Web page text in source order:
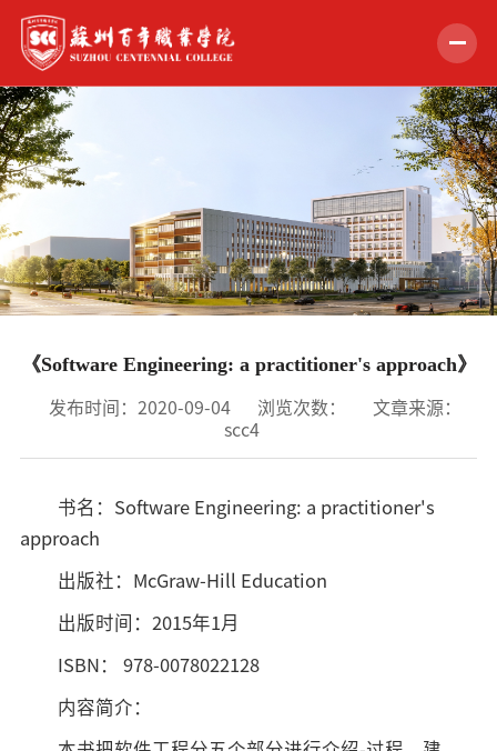
首页
组织机构
教学科研
招标公告
人才招聘
我的门户 En 旧版
《Software Engineering: a practitioner's approach》
发布时间：2020-09-04 浏览次数：
文章来源：
scc4
书名：Software Engineering: a practitioner's
approach
出版社：McGraw-Hill Education
出版时间：2015年1月
ISBN： 978-0078022128
内容简介：